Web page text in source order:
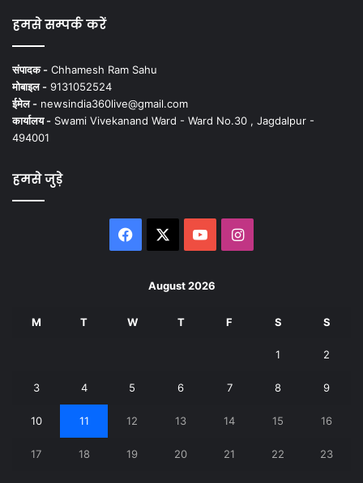
हमसे सम्पर्क करें
संपादक - Chhamesh Ram Sahu
मोबाइल - 9131052524
ईमेल - newsindia360live@gmail.com
कार्यालय - Swami Vivekanand Ward - Ward No.30 , Jagdalpur -
494001
हमसे जुड़े
Facebook YouTubeInstagram
August 2026
M T W T F S S
1 2
3 4 5 6 7 8 9
10 11 12 13 14 15 16
17 18 19 20 21 22 23